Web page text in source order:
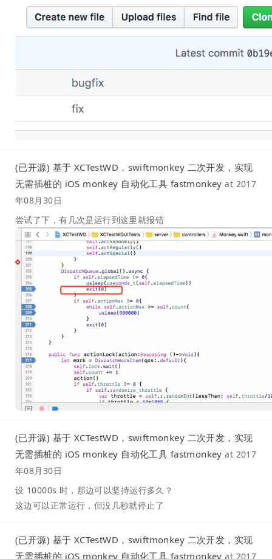
(已开源) 基于 XCTestWD，swiftmonkey 二次开发，实现
无需插桩的 iOS monkey 自动化工具 fastmonkey at 2017
年08月30日
尝试了下，有几次是运行到这里就报错
(已开源) 基于 XCTestWD，swiftmonkey 二次开发，实现
无需插桩的 iOS monkey 自动化工具 fastmonkey at 2017
年08月30日
设 10000s 时，那边可以坚持运行多久？
这边可以正常运行，但没几秒就停止了
(已开源) 基于 XCTestWD，swiftmonkey 二次开发，实现
无需插桩的 iOS monkey 自动化工具 fastmonkey at 2017